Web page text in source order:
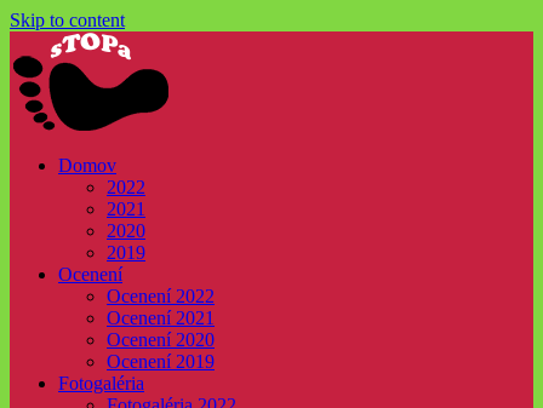
Skip to content
Domov
2022
2021
2020
2019
Ocenení
Ocenení 2022
Ocenení 2021
Ocenení 2020
Ocenení 2019
Fotogaléria